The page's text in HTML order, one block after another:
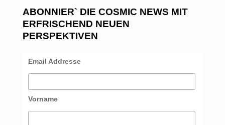
ABONNIER` DIE COSMIC NEWS MIT
ERFRISCHEND NEUEN
PERSPEKTIVEN
Email Addresse
Vorname